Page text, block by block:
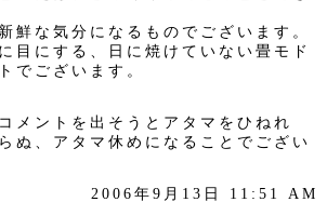
鮮な気分になるものでございます。
目にする、日に焼けていない畳モド
でございます。
メントを出そうとアタマをひねれ
ぬ、アタマ休めになることでござい
2006年9月13日 11:51 AM